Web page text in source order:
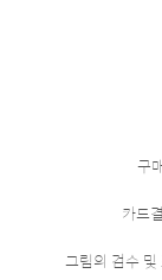
구
카드
그림의 검수